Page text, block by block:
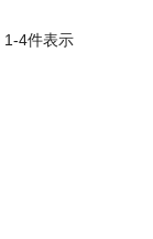
1-4件表示